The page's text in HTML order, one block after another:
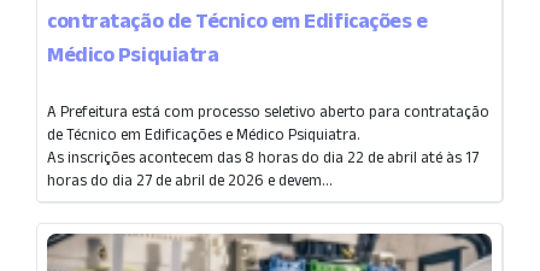
contratação de Técnico em Edificações e
Médico Psiquiatra
A Prefeitura está com processo seletivo aberto para contratação
de Técnico em Edificações e Médico Psiquiatra.
As inscrições acontecem das 8 horas do dia 22 de abril até às 17
horas do dia 27 de abril de 2026 e devem...